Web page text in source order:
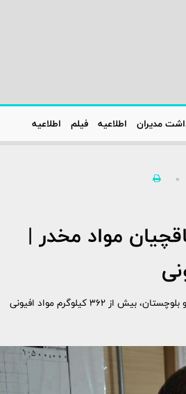
مدیران اطلاعیه‌ فیلم اطلاعیه‌
0
مواد مخدر |
در یک درگیری مسلحانه بین تکاوران پلیس و قاچاقچیان مواد مخدر در سیستان و بلوچستان، بیش از 362 کیلوگرم مواد افیونی